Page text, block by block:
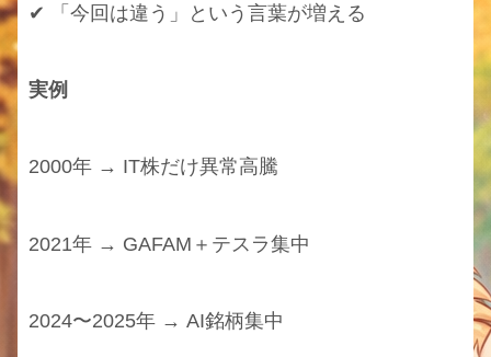
✔ 「今回は違う」という言葉が増える
実例
2000年 → IT株だけ異常高騰
2021年 → GAFAM＋テスラ集中
2024〜2025年 → AI銘柄集中